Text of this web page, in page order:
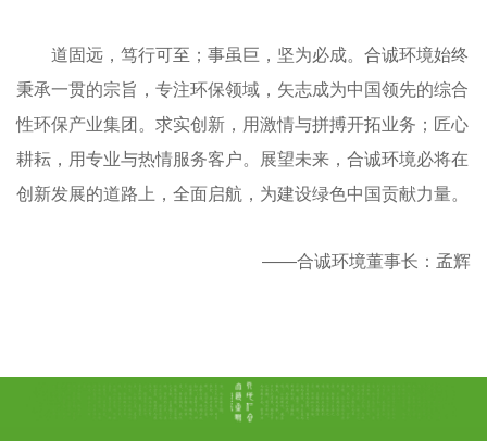
道固远，笃行可至；事虽巨，坚为必成。合诚环境始终
秉承一贯的宗旨，专注环保领域，矢志成为中国领先的综合
性环保产业集团。求实创新，用激情与拼搏开拓业务；匠心
耕耘，用专业与热情服务客户。展望未来，合诚环境必将在
创新发展的道路上，全面启航，为建设绿色中国贡献力量。
——合诚环境董事长：孟辉